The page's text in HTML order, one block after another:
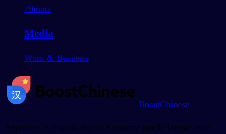
79mots
Media
Work & Business
BoostChinese
Apprenez le chinois depuis n'importe quelle langue avec